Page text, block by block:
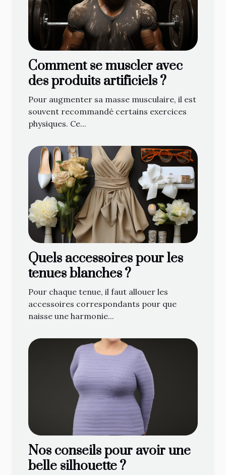
Comment se muscler avec
des produits artificiels ?
Pour augmenter sa masse musculaire, il est
souvent recommandé certains exercices
physiques. Ce...
Quels accessoires pour les
tenues blanches ?
Pour chaque tenue, il faut allouer les
accessoires correspondants pour que
naisse une harmonie...
Nos conseils pour avoir une
belle silhouette ?